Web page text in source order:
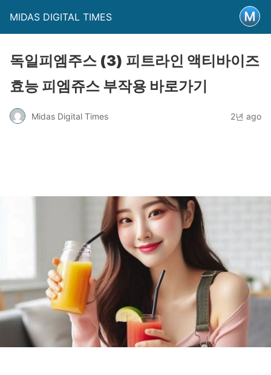
MIDAS DIGITAL TIMES
독일피엠주스 (3) 피트라인 액티바이즈
효능 피엠쥬스 부작용 바로가기
Midas Digital Times 2년 ago